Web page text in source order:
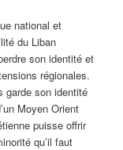
national et
du Liban
son identité et
régionales.
garde son identité
Moyen Orient
puisse offrir
qu’il faut